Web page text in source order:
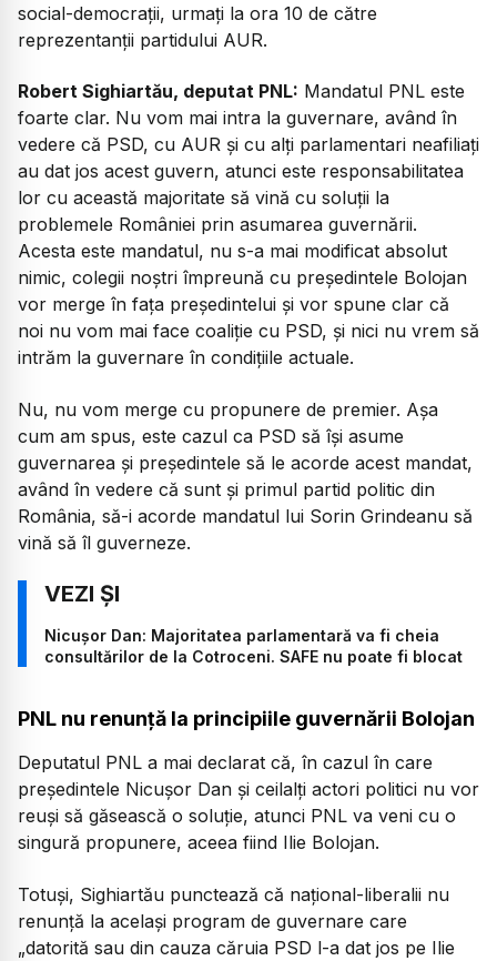
social-democrații, urmați la ora 10 de către
reprezentanții partidului AUR.
Robert Sighiartău, deputat PNL: Mandatul PNL este
foarte clar. Nu vom mai intra la guvernare, având în
vedere că PSD, cu AUR și cu alți parlamentari neafiliați
au dat jos acest guvern, atunci este responsabilitatea
lor cu această majoritate să vină cu soluții la
problemele României prin asumarea guvernării.
Acesta este mandatul, nu s-a mai modificat absolut
nimic, colegii noștri împreună cu președintele Bolojan
vor merge în fața președintelui și vor spune clar că
noi nu vom mai face coaliție cu PSD, și nici nu vrem să
intrăm la guvernare în condițiile actuale.
Nu, nu vom merge cu propunere de premier. Așa
cum am spus, este cazul ca PSD să își asume
guvernarea și președintele să le acorde acest mandat,
având în vedere că sunt și primul partid politic din
România, să-i acorde mandatul lui Sorin Grindeanu să
vină să îl guverneze.
Nicușor Dan: Majoritatea parlamentară va fi cheia
consultărilor de la Cotroceni. SAFE nu poate fi blocat
PNL nu renunță la principiile guvernării Bolojan
Deputatul PNL a mai declarat că, în cazul în care
președintele Nicușor Dan și ceilalți actori politici nu vor
reuși să găsească o soluție, atunci PNL va veni cu o
singură propunere, aceea fiind Ilie Bolojan.
Totuși, Sighiartău punctează că național-liberalii nu
renunță la același program de guvernare care
„datorită sau din cauza căruia PSD l-a dat jos pe Ilie